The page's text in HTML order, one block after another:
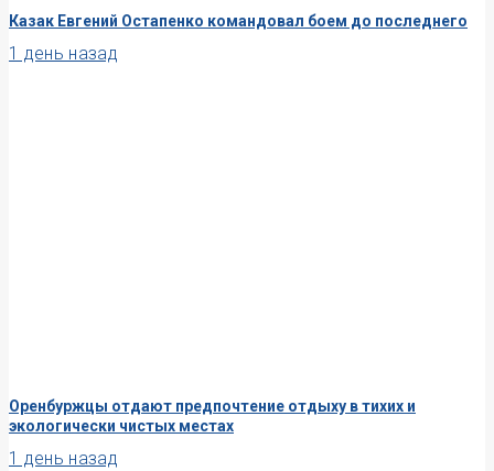
Казак Евгений Остапенко командовал боем до последнего
1 день назад
Оренбуржцы отдают предпочтение отдыху в тихих и
экологически чистых местах
1 день назад